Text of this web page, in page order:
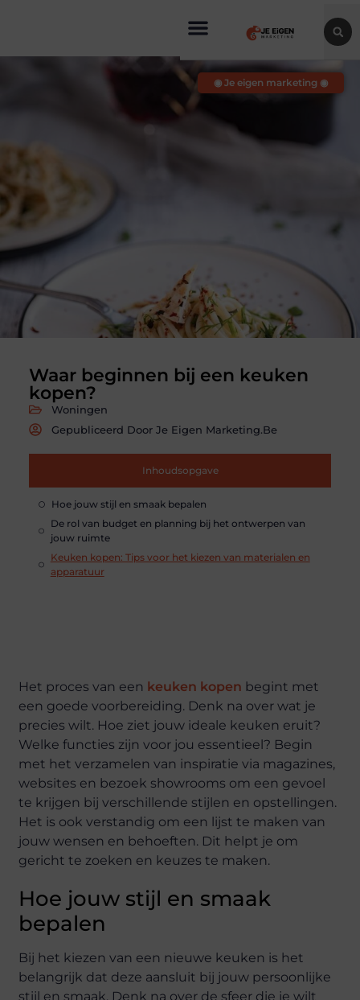
Waar beginnen bij een keuken
kopen?
Woningen
Gepubliceerd Door Je Eigen Marketing.be
Inhoudsopgave
Hoe jouw stijl en smaak bepalen
De rol van budget en planning bij het ontwerpen van
jouw ruimte
Keuken kopen: Tips voor het kiezen van materialen en
apparatuur
◉ Je eigen marketing ◉
Het proces van een keuken kopen begint met
een goede voorbereiding. Denk na over wat je
precies wilt. Hoe ziet jouw ideale keuken eruit?
Welke functies zijn voor jou essentieel? Begin
met het verzamelen van inspiratie via magazines,
websites en bezoek showrooms om een gevoel
te krijgen bij verschillende stijlen en opstellingen.
Het is ook verstandig om een lijst te maken van
jouw wensen en behoeften. Dit helpt je om
gericht te zoeken en keuzes te maken.
Hoe jouw stijl en smaak
bepalen
Bij het kiezen van een nieuwe keuken is het
belangrijk dat deze aansluit bij jouw persoonlijke
stijl en smaak. Denk na over de sfeer die je wilt